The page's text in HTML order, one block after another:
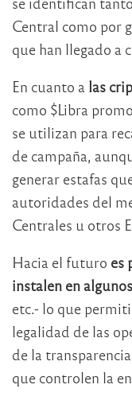
Central como por
que han llegado a
En cuanto a las
como $Libra
se utilizan para
de campaña,
generar estafas
autoridades del
Centrales u otros
Hacia el futuro es
instalen en
etc.- lo que
legalidad de las
de la
que controlen la